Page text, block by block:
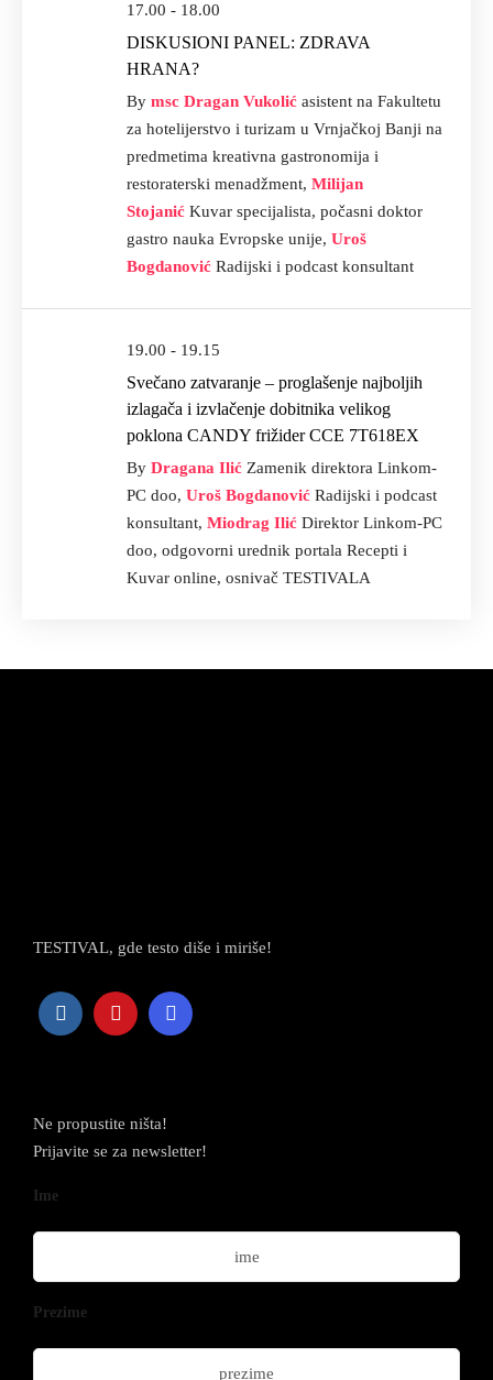
17.00 - 18.00
DISKUSIONI PANEL: ZDRAVA
HRANA?
By msc Dragan Vukolić asistent na Fakultetu
za hotelijerstvo i turizam u Vrnjačkoj Banji na
predmetima kreativna gastronomija i
restoraterski menadžment, Milijan
Stojanić Kuvar specijalista, počasni doktor
gastro nauka Evropske unije, Uroš
Bogdanović Radijski i podcast konsultant
19.00 - 19.15
Svečano zatvaranje – proglašenje najboljih
izlagača i izvlačenje dobitnika velikog
poklona CANDY frižider CCE 7T618EX
By Dragana Ilić Zamenik direktora Linkom-
PC doo, Uroš Bogdanović Radijski i podcast
konsultant, Miodrag Ilić Direktor Linkom-PC
doo, odgovorni urednik portala Recepti i
Kuvar online, osnivač TESTIVALA
TESTIVAL, gde testo diše i miriše!
Ne propustite ništa!
Prijavite se za newsletter!
Ime
Prezime